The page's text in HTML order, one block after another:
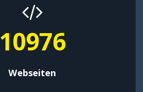
14269
Webseiten